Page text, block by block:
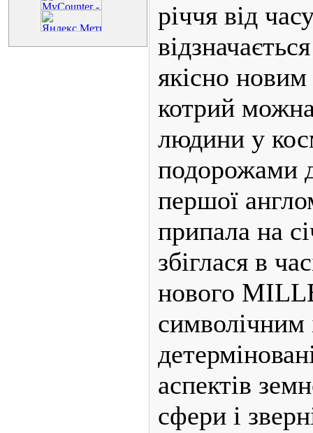
річчя від
якісно
котрий
людини у
подорожами
першої
припала на
збіглася в
нового
символічним
аспектів
сфери і